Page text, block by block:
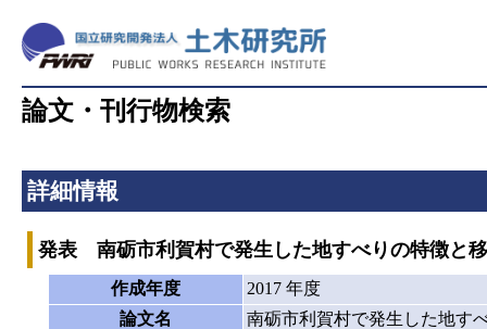
論文・刊行物検索
詳細情報
発表 南砺市利賀村で発生した地すべりの特徴と
作成年度
2017 年度
論文名
南砺市利賀村で発生した地す